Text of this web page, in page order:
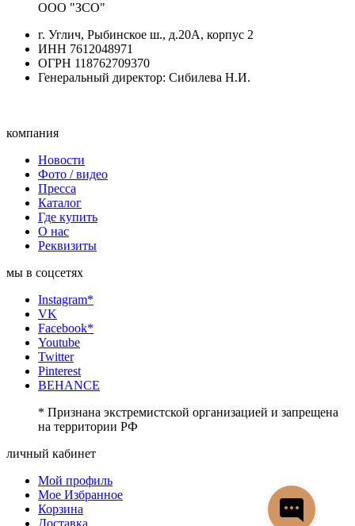
ООО "ЗСО"
г. Углич, Рыбинское ш., д.20А, корпус 2
ИНН 7612048971
ОГРН 118762709370
Генеральный директор: Сибилева Н.И.
компания
Новости
Фото / видео
Пресса
Каталог
Где купить
О нас
Реквизиты
мы в соцсетях
Instagram*
VK
Facebook*
Youtube
Twitter
Pinterest
BEHANCE
* Признана экстремистской организацией и запрещена
на территории РФ
личный кабинет
Мой профиль
Мое Избранное
Корзина